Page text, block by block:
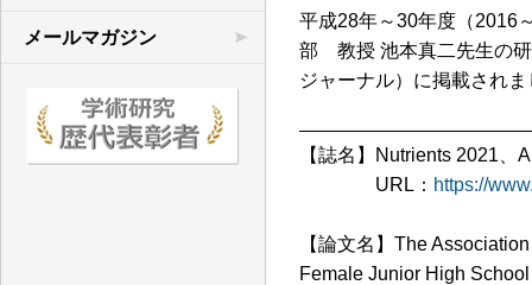
先行研究など
メールマガジン
平成28年～30年度（2016
部 教授 池本真二先生の研
ジャーナル）に掲載され
【誌名】Nutrients 2021、
URL： https://
【論文名】The
Female Junior High